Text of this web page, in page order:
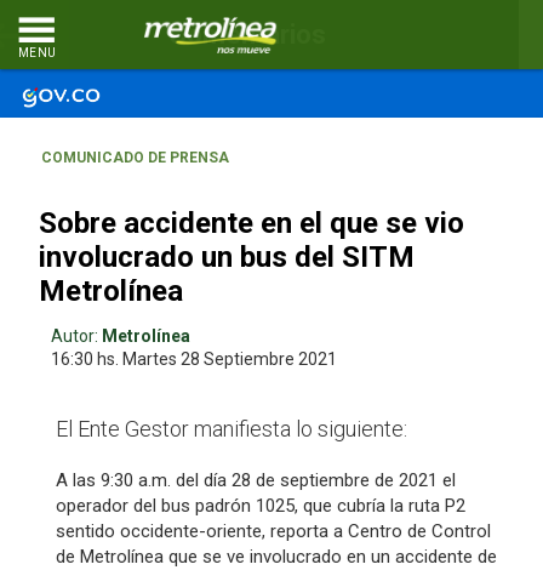
MENU
COMUNICADO DE PRENSA
Sobre accidente en el que se vio
involucrado un bus del SITM
Metrolínea
Autor: Metrolínea
16:30 hs. Martes 28 Septiembre 2021
El Ente Gestor manifiesta lo siguiente:
A las 9:30 a.m. del día 28 de septiembre de 2021 el
operador del bus padrón 1025, que cubría la ruta P2
sentido occidente-oriente, reporta a Centro de Control
de Metrolínea que se ve involucrado en un accidente de
Comentarios